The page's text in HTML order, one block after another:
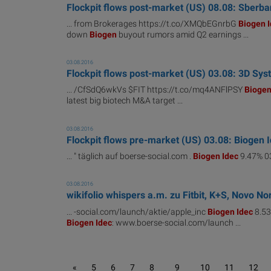
Flockpit flows post-market (US) 08.08:
... from Brokerages https://t.co/XMQbEGnrbG Biogen
down Biogen buyout rumors amid Q2 earnings ...
03.08.2016
Flockpit flows post-market (US) 03.08: 3D
... /CfSdQ6wkVs $FIT https://t.co/mq4ANFlPSY Biogen
latest big biotech M&A target ...
03.08.2016
Flockpit flows pre-market (US) 03.08: Biogen
... " täglich auf boerse-social.com . Biogen Idec9.47%
03.08.2016
wikifolio whispers a.m. zu Fitbit, K+S, Novo
... -social.com/launch/aktie/apple_inc Biogen Idec
Biogen Idec: www.boerse-social.com/launch ...
« 5 6 7 8 9 10 11 12